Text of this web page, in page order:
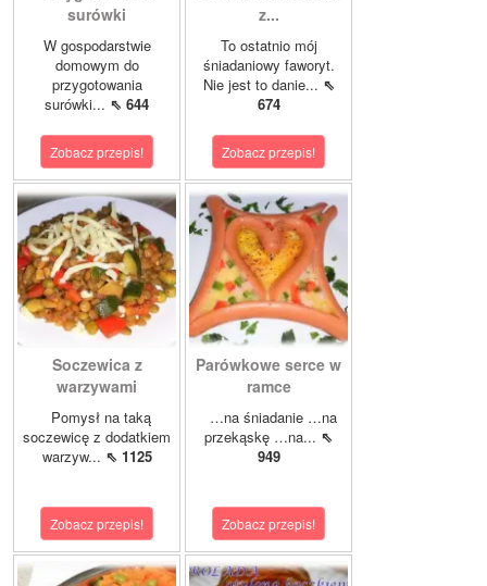
surówki
W gospodarstwie
domowym do
przygotowania
surówki... ⇖ 644
Zobacz przepis!
z...
To ostatnio mój
śniadaniowy faworyt.
Nie jest to danie... ⇖
674
Zobacz przepis!
Soczewica z
warzywami
Pomysł na taką
soczewicę z dodatkiem
warzyw... ⇖ 1125
Zobacz przepis!
Parówkowe serce w
ramce
…na śniadanie …na
przekąskę …na... ⇖
949
Zobacz przepis!